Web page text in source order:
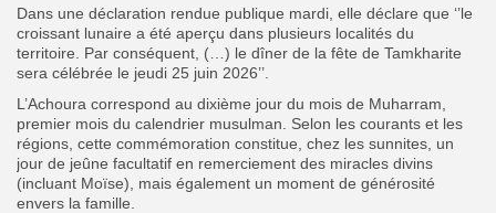
Dans une déclaration rendue publique mardi, elle déclare que ‘’le
croissant lunaire a été aperçu dans plusieurs localités du
territoire. Par conséquent, (…) le dîner de la fête de Tamkharite
sera célébrée le jeudi 25 juin 2026’’.
L’Achoura correspond au dixième jour du mois de Muharram,
premier mois du calendrier musulman. Selon les courants et les
régions, cette commémoration constitue, chez les sunnites, un
jour de jeûne facultatif en remerciement des miracles divins
(incluant Moïse), mais également un moment de générosité
envers la famille.